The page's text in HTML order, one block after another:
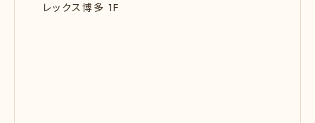
レックス博多 1F